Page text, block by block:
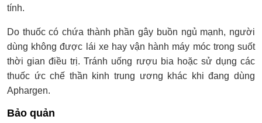
tính.
Do thuốc có chứa thành phần gây buồn ngủ mạnh, người
dùng không được lái xe hay vận hành máy móc trong suốt
thời gian điều trị. Tránh uống rượu bia hoặc sử dụng các
thuốc ức chế thần kinh trung ương khác khi đang dùng
Aphargen.
Bảo quản